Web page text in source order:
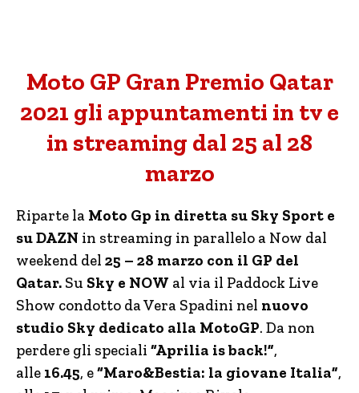
Moto GP Gran Premio Qatar
2021 gli appuntamenti in tv e
in streaming dal 25 al 28
marzo
Riparte la Moto Gp in diretta su Sky Sport e
su DAZN in streaming in parallelo a Now dal
weekend del 25 – 28 marzo con il GP del
Qatar. Su Sky e NOW al via il Paddock Live
Show condotto da Vera Spadini nel nuovo
studio Sky dedicato alla MotoGP. Da non
perdere gli speciali “Aprilia is back!”,
alle 16.45, e“Maro&Bestia: la giovane Italia”,